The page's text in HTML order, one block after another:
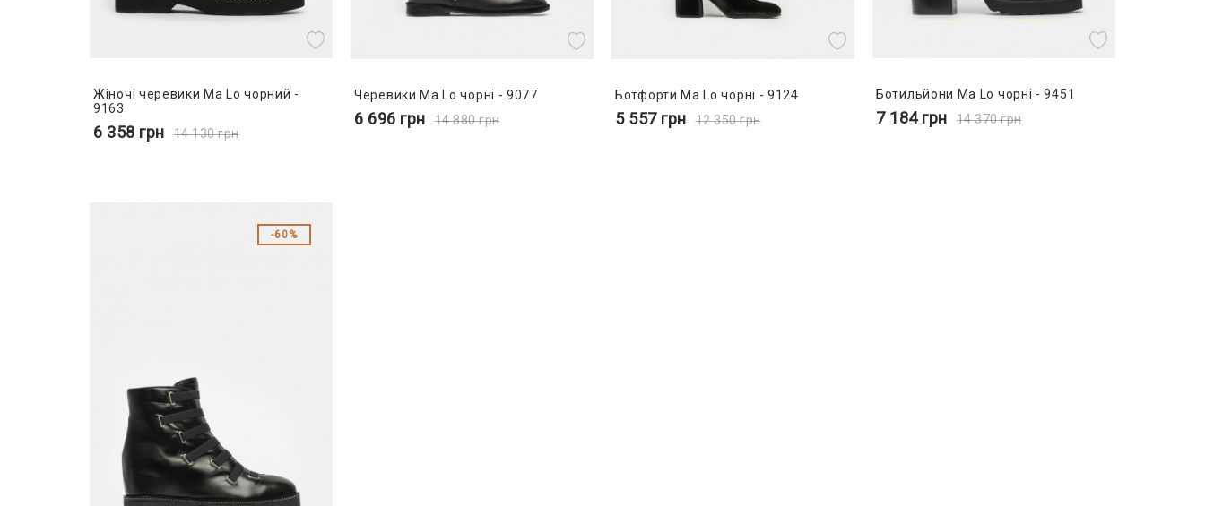
Жіночі черевики Ma Lo чорний -
9163
6 358 грн 14 130грн
Черевики Ma Lo чорні - 9077
6 696 грн 14 880грн
Ботфорти Ma Lo чорні - 9124
5 557 грн 12 350грн
Ботильйони Ma Lo чорні - 9451
7 184грн 14 370грн
60%